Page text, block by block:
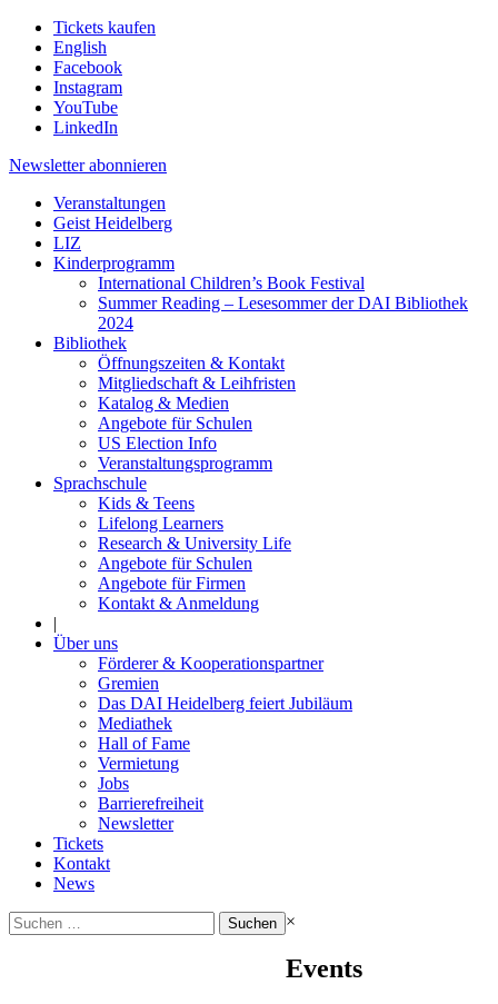
Tickets kaufen
English
Facebook
Instagram
YouTube
LinkedIn
Newsletter abonnieren
Veranstaltungen
Geist Heidelberg
LIZ
Kinderprogramm
International Children’s Book Festival
Summer Reading – Lesesommer der DAI Bibliothek
2024
Bibliothek
Öffnungszeiten & Kontakt
Mitgliedschaft & Leihfristen
Katalog & Medien
Angebote für Schulen
US Election Info
Veranstaltungsprogramm
Sprachschule
Kids & Teens
Lifelong Learners
Research & University Life
Angebote für Schulen
Angebote für Firmen
Kontakt & Anmeldung
|
Über uns
Förderer & Kooperationspartner
Gremien
Das DAI Heidelberg feiert Jubiläum
Mediathek
Hall of Fame
Vermietung
Jobs
Barrierefreiheit
Newsletter
Tickets
Kontakt
News
Suchen
nach:
×
Events